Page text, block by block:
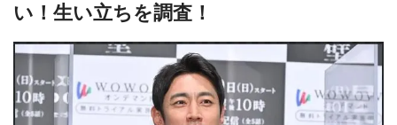
い！生い立ちを調査！